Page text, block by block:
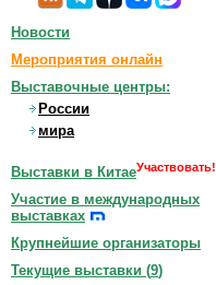
Новости
Мероприятия онлайн
Выставочные центры:
России
мира
Выставки в КитаеУчаствовать!
Участие в международных
выставках
Крупнейшие организаторы
Текущие выставки (9)